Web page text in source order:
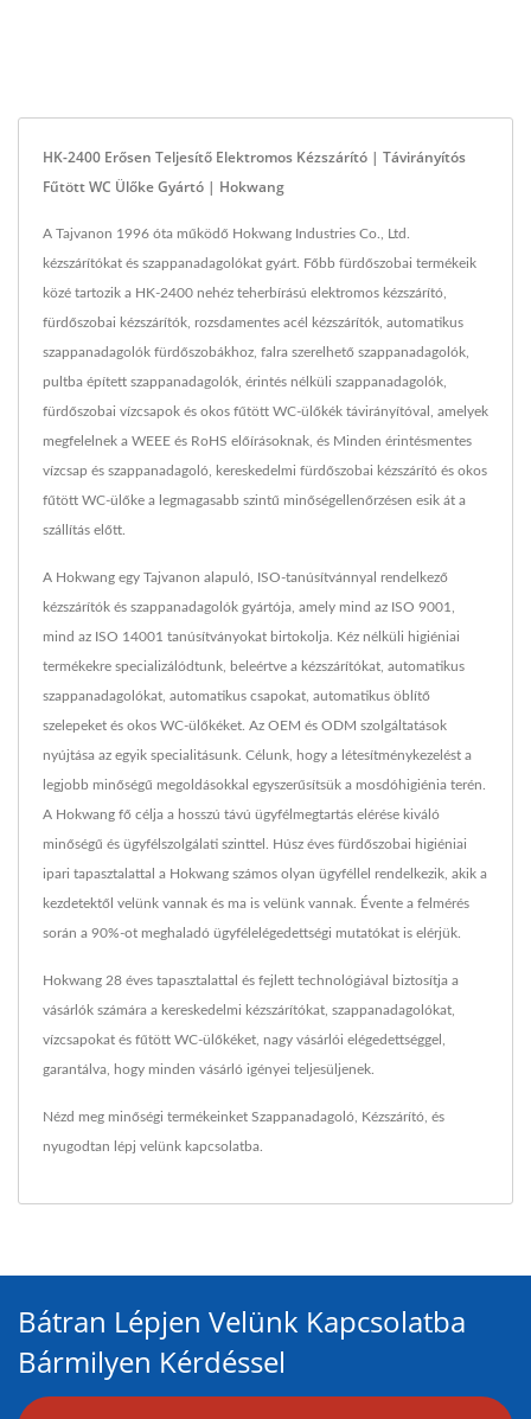
HK-2400 Erősen Teljesítő Elektromos Kézszárító | Távirányítós
Fűtött WC Ülőke Gyártó | Hokwang
A Tajvanon 1996 óta működő Hokwang Industries Co., Ltd.
kézszárítókat és szappanadagolókat gyárt. Főbb fürdőszobai termékeik
közé tartozik a HK-2400 nehéz teherbírású elektromos kézszárító,
fürdőszobai kézszárítók, rozsdamentes acél kézszárítók, automatikus
szappanadagolók fürdőszobákhoz, falra szerelhető szappanadagolók,
pultba épített szappanadagolók, érintés nélküli szappanadagolók,
fürdőszobai vízcsapok és okos fűtött WC-ülőkék távirányítóval, amelyek
megfelelnek a WEEE és RoHS előírásoknak, és Minden érintésmentes
vízcsap és szappanadagoló, kereskedelmi fürdőszobai kézszárító és okos
fűtött WC-ülőke a legmagasabb szintű minőségellenőrzésen esik át a
szállítás előtt.
A Hokwang egy Tajvanon alapuló, ISO-tanúsítvánnyal rendelkező
kézszárítók és szappanadagolók gyártója, amely mind az ISO 9001,
mind az ISO 14001 tanúsítványokat birtokolja. Kéz nélküli higiéniai
termékekre specializálódtunk, beleértve a kézszárítókat, automatikus
szappanadagolókat, automatikus csapokat, automatikus öblítő
szelepeket és okos WC-ülőkéket. Az OEM és ODM szolgáltatások
nyújtása az egyik specialitásunk. Célunk, hogy a létesítménykezelést a
legjobb minőségű megoldásokkal egyszerűsítsük a mosdóhigiénia terén.
A Hokwang fő célja a hosszú távú ügyfélmegtartás elérése kiváló
minőségű és ügyfélszolgálati szinttel. Húsz éves fürdőszobai higiéniai
ipari tapasztalattal a Hokwang számos olyan ügyféllel rendelkezik, akik a
kezdetektől velünk vannak és ma is velünk vannak. Évente a felmérés
során a 90%-ot meghaladó ügyfélelégedettségi mutatókat is elérjük.
Hokwang 28 éves tapasztalattal és fejlett technológiával biztosítja a
vásárlók számára a kereskedelmi kézszárítókat, szappanadagolókat,
vízcsapokat és fűtött WC-ülőkéket, nagy vásárlói elégedettséggel,
garantálva, hogy minden vásárló igényei teljesüljenek.
Nézd meg minőségi termékeinket Szappanadagoló Kézszárító , és
nyugodtan lépj velünk kapcsolatba
Bátran Lépjen Velünk Kapcsolatba
Bármilyen Kérdéssel